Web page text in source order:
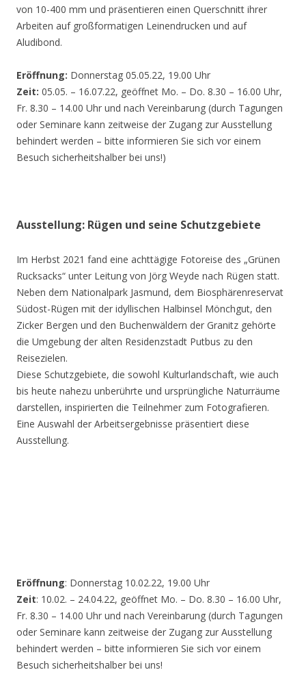
von 10-400 mm und präsentieren einen Querschnitt ihrer
Arbeiten auf großformatigen Leinendrucken und auf
Aludibond.
Eröffnung: Donnerstag 05.05.22, 19.00 Uhr
Zeit: 05.05. – 16.07.22, geöffnet Mo. – Do. 8.30 – 16.00 Uhr,
Fr. 8.30 – 14.00 Uhr und nach Vereinbarung (durch Tagungen
oder Seminare kann zeitweise der Zugang zur Ausstellung
behindert werden – bitte informieren Sie sich vor einem
Besuch sicherheitshalber bei uns!)
Ausstellung: Rügen und seine Schutzgebiete
Im Herbst 2021 fand eine achttägige Fotoreise des „Grünen
Rucksacks“ unter Leitung von Jörg Weyde nach Rügen statt.
Neben dem Nationalpark Jasmund, dem Biosphärenreservat
Südost-Rügen mit der idyllischen Halbinsel Mönchgut, den
Zicker Bergen und den Buchenwäldern der Granitz gehörte
die Umgebung der alten Residenzstadt Putbus zu den
Reisezielen.
Diese Schutzgebiete, die sowohl Kulturlandschaft, wie auch
bis heute nahezu unberührte und ursprüngliche Naturräume
darstellen, inspirierten die Teilnehmer zum Fotografieren.
Eine Auswahl der Arbeitsergebnisse präsentiert diese
Ausstellung.
Eröffnung: Donnerstag 10.02.22, 19.00 Uhr
Zeit: 10.02. – 24.04.22, geöffnet Mo. – Do. 8.30 – 16.00 Uhr,
Fr. 8.30 – 14.00 Uhr und nach Vereinbarung (durch Tagungen
oder Seminare kann zeitweise der Zugang zur Ausstellung
behindert werden – bitte informieren Sie sich vor einem
Besuch sicherheitshalber bei uns!